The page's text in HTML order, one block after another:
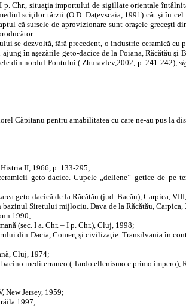
p. Chr., situaţia importului de sigillate orientale
sciţilor târzii (O.D. Daţevscaia, 1991) cât şi în cel
că sursele de aprovizionare sunt oraşele greceşti
se dezvoltă, fără precedent, o industrie ceramică cu
în aşezările geto-dacice de la Poiana, Răcătău şi
din nordul Pontului ( Zhuravlev,2002, p. 241-242),
Căpitanu pentru amabilitatea cu care ne-au pus la
II, 1966, p. 133-295;
geto-dacice. Cupele „deliene” getice de pe
geto-dacică de la Răcătău (jud. Bacău), Carpica,
Siretului mijlociu. Dava de la Răcătău,
1990;
(sec. I a. Chr. – I p. Chr.), Cluj, 1998;
din Dacia, Comerţ şi civilizaţie. Transilvania în
Cluj, 1974;
mediterraneo ( Tardo ellenismo e primo impero),
New Jersey, 1959;
1997;